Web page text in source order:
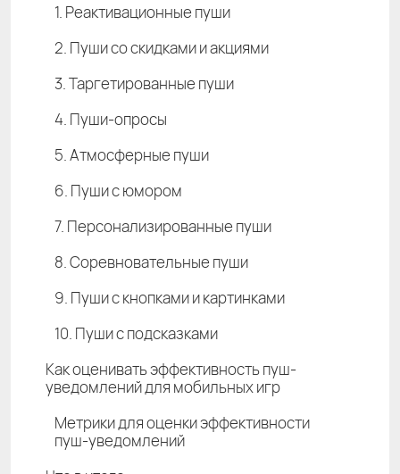
1. Реактивационные пуши
2. Пуши со скидками и акциями
3. Таргетированные пуши
4. Пуши-опросы
5. Атмосферные пуши
6. Пуши с юмором
7. Персонализированные пуши
8. Соревновательные пуши
9. Пуши с кнопками и картинками
10. Пуши с подсказками
Как оценивать эффективность пуш-
уведомлений для мобильных игр
Метрики для оценки эффективности
пуш-уведомлений